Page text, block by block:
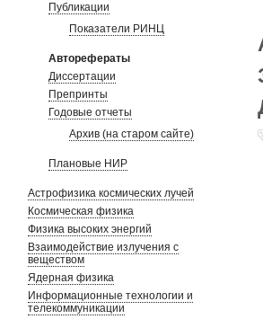
Публикации
Показатели РИНЦ
Авторефераты
Диссертации
Препринты
Годовые отчеты
Архив (на старом сайте)
Плановые НИР
Астрофизика космических лучей
Космическая физика
Физика высоких энергий
Взаимодействие излучения с
веществом
Ядерная физика
Информационные технологии и
телекоммуникации